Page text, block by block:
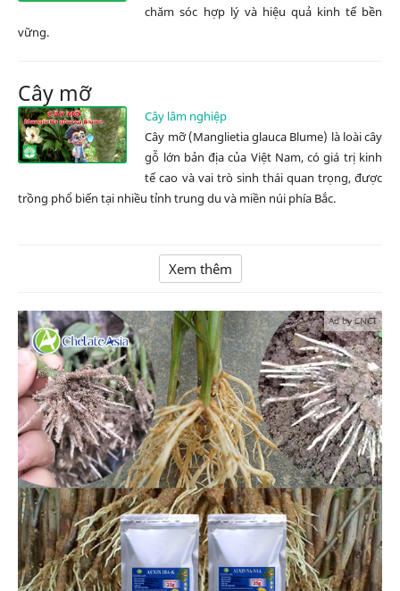
chăm sóc hợp lý và hiệu quả kinh tế bền
vững.
Cây mỡ
Cây lâm nghiệp
Cây mỡ (Manglietia glauca Blume) là loài cây
gỗ lớn bản địa của Việt Nam, có giá trị kinh
tế cao và vai trò sinh thái quan trọng, được
trồng phổ biến tại nhiều tỉnh trung du và miền núi phía Bắc.
Xem thêm
Ad by CNCT